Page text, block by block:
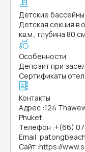
Детские бассейны
Детская секция в
кв.м., глубина 80
Особенности
Депозит при
Сертификаты
Контакты
Адрес :124
Phuket
Телефон :+(66)
Email :
Сайт :https://